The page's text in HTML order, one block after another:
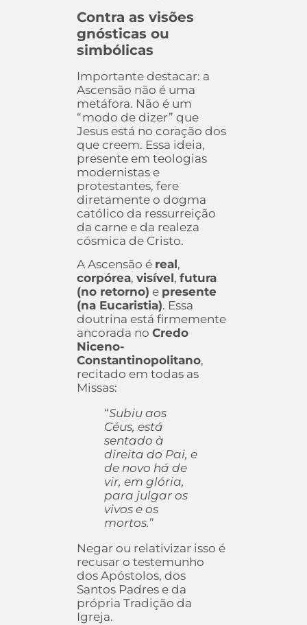
Contra as visões
gnósticas ou
simbólicas
Importante destacar: a
Ascensão não é uma
metáfora. Não é um
“modo de dizer” que
Jesus está no coração dos
que creem. Essa ideia,
presente em teologias
modernistas e
protestantes, fere
diretamente o dogma
católico da ressurreição
da carne e da realeza
cósmica de Cristo.
A Ascensão é real,
corpórea,visível,futura
(no retorno) e presente
(na Eucaristia). Essa
doutrina está firmemente
ancorada noCredo
Niceno-
Constantinopolitano,
recitado em todas as
Missas:
“Subiu aos
Céus, está
sentado à
direita do Pai, e
de novo há de
vir, em glória,
para julgar os
vivos e os
mortos.”
Negar ou relativizar isso é
recusar o testemunho
dos Apóstolos, dos
Santos Padres e da
própria Tradição da
Igreja.